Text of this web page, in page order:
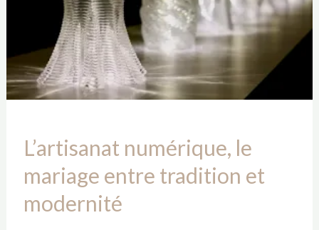
L’artisanat numérique, le
mariage entre tradition et
modernité
tradition
modernité